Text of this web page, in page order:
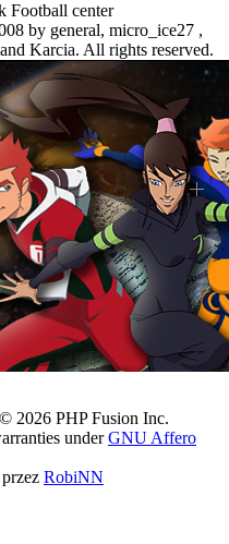
Football center
by general, micro_ice27 ,
Karcia. All rights reserved.
2026 PHP Fusion Inc.
underGNU Affero
RobiNN